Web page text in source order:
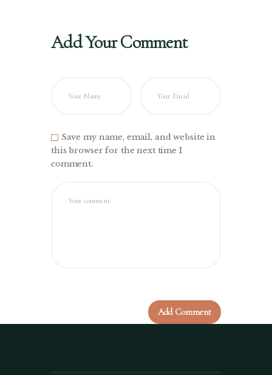
Add Your Comment
Save my name, email, and website in
this browser for the next time I
comment.